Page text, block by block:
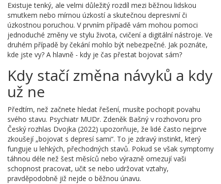
Existuje tenký, ale velmi důležitý rozdíl mezi běžnou lidskou
smutkem nebo mírnou úzkostí a skutečnou depresivní či
úzkostnou poruchou. V prvním případě vám mohou pomoci
jednoduché změny ve stylu života, cvičení a digitální nástroje. Ve
druhém případě by čekání mohlo být nebezpečné. Jak poznáte,
kde jste vy? A hlavně - kdy je čas přestat bojovat sám?
Kdy stačí změna návyků a kdy
už ne
Předtím, než začnete hledat řešení, musíte pochopit povahu
svého stavu. Psychiatr MUDr. Zdeněk Bašný v rozhovoru pro
Český rozhlas Dvojka (2022) upozorňuje, že lidé často nejprve
zkoušejí „bojovat s depresí sami“. To je zdravý instinkt, který
funguje u lehkých, přechodných stavů. Pokud se však symptomy
táhnou déle než šest měsíců nebo výrazně omezují vaši
schopnost pracovat, učit se nebo udržovat vztahy,
pravděpodobně již nejde o běžnou únavu.